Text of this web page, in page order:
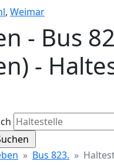
, Weimar
- Bus
-
Bus 823.